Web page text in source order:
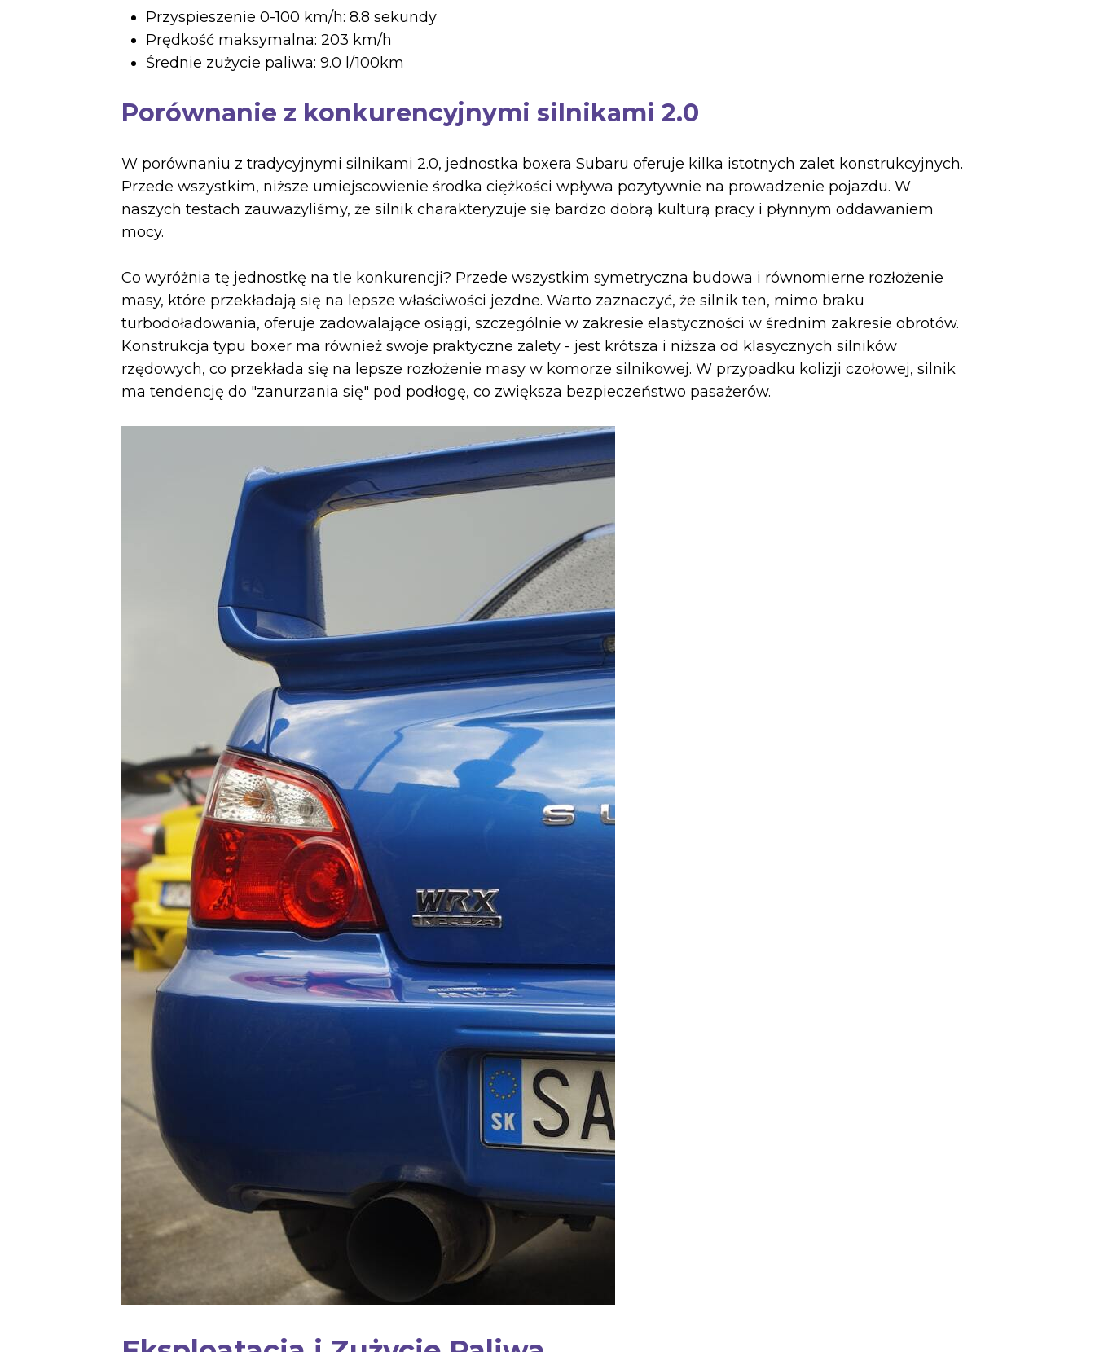
Przyspieszenie 0-100 km/h: 8.8 sekundy
Prędkość maksymalna: 203 km/h
Średnie zużycie paliwa: 9.0 l/100km
Porównanie z konkurencyjnymi silnikami 2.0
W porównaniu z tradycyjnymi silnikami 2.0, jednostka boxera Subaru oferuje kilka istotnych zalet konstrukcyjnych.
Przede wszystkim, niższe umiejscowienie środka ciężkości wpływa pozytywnie na prowadzenie pojazdu. W
naszych testach zauważyliśmy, że silnik charakteryzuje się bardzo dobrą kulturą pracy i płynnym oddawaniem
mocy.
Co wyróżnia tę jednostkę na tle konkurencji? Przede wszystkim symetryczna budowa i równomierne rozłożenie
masy, które przekładają się na lepsze właściwości jezdne. Warto zaznaczyć, że silnik ten, mimo braku
turbodoładowania, oferuje zadowalające osiągi, szczególnie w zakresie elastyczności w średnim zakresie obrotów.
Konstrukcja typu boxer ma również swoje praktyczne zalety - jest krótsza i niższa od klasycznych silników
rzędowych, co przekłada się na lepsze rozłożenie masy w komorze silnikowej. W przypadku kolizji czołowej, silnik
ma tendencję do "zanurzania się" pod podłogę, co zwiększa bezpieczeństwo pasażerów.